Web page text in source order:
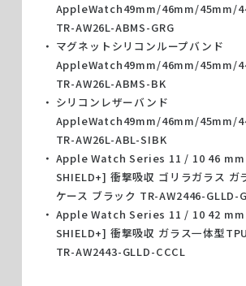
AppleWatch49mm/46mm/45mm/
TR-AW26L-ABMS-GRG
マグネットシリコンループバンド
AppleWatch49mm/46mm/45mm/
TR-AW26L-ABMS-BK
シリコンレザーバンド
AppleWatch49mm/46mm/45mm/
TR-AW26L-ABL-SIBK
Apple Watch Series 11 / 10 46
SHIELD+] 衝撃吸収 ゴリラガラス ガ
ケース ブラック TR-AW2446-GLLD-
Apple Watch Series 11 / 10 42
SHIELD+] 衝撃吸収 ガラス一体型
TR-AW2443-GLLD-CCCL